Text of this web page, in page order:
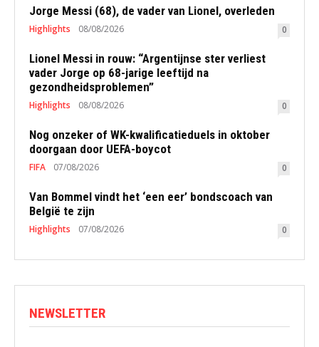
Jorge Messi (68), de vader van Lionel, overleden
Highlights 08/08/2026 0
Lionel Messi in rouw: “Argentijnse ster verliest
vader Jorge op 68-jarige leeftijd na
gezondheidsproblemen”
Highlights 08/08/2026 0
Nog onzeker of WK-kwalificatieduels in oktober
doorgaan door UEFA-boycot
FIFA 07/08/2026 0
Van Bommel vindt het ‘een eer’ bondscoach van
België te zijn
Highlights 07/08/2026 0
NEWSLETTER